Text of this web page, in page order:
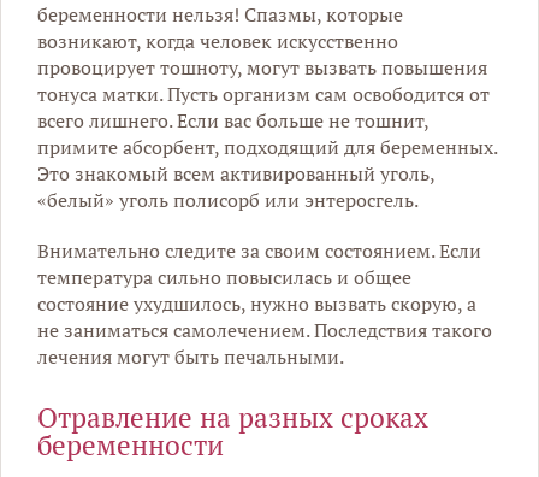
беременности нельзя! Спазмы, которые
возникают, когда человек искусственно
провоцирует тошноту, могут вызвать повышения
тонуса матки. Пусть организм сам освободится от
всего лишнего. Если вас больше не тошнит,
примите абсорбент, подходящий для беременных.
Это знакомый всем активированный уголь,
«белый» уголь полисорб или энтеросгель.
Внимательно следите за своим состоянием. Если
температура сильно повысилась и общее
состояние ухудшилось, нужно вызвать скорую, а
не заниматься самолечением. Последствия такого
лечения могут быть печальными.
Отравление на разных сроках
беременности